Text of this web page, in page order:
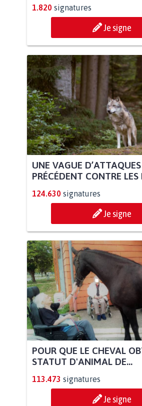
1.820 signatures
Je signe
UNE VAGUE
PRÉCÉDENT CONTRE LES
124.630 signatures
Je signe
POUR QUE LE CHEVAL
STATUT D'ANIMAL DE...
113.473 signatures
Je signe